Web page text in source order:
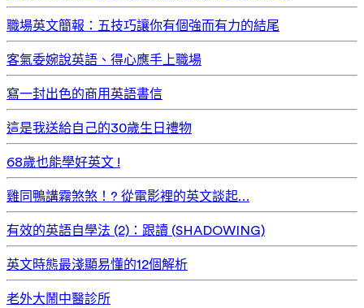
職場英文簡報：五技巧讓你有個強而有力的結尾
客氣委婉說英語、得心應手上職場
寫一封出色的商用英語書信
這是我送給自己的30歲生日禮物
68歲也能學好英文 !
雞同鴨講霧煞煞！? 從電影裡的英文談起…
有效的英語自學法 (2)：跟讀 (SHADOWING)
英文時態最淺顯易懂的12個解析
老外大鬧中醫診所